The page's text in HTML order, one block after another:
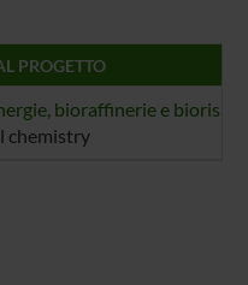
PROGETTO
bioraffinerie e
chemistry